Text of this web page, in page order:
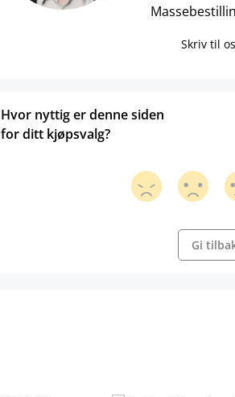
Skriv til
Hvor nyttig er denne siden
for ditt kjøpsvalg?
Gi